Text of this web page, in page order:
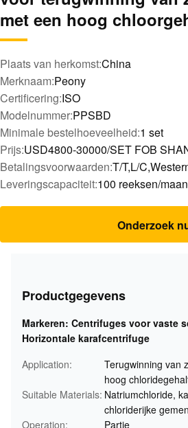
met een hoog
Plaats van herkomst:China
Merknaam:Peony
Certificering:ISO
Modelnummer:PPSBD
Minimale bestelhoeveelheid:1 set
Prijs:USD4800-30000/SET FOB
Betalingsvoorwaarden:T/T,L/
Leveringscapaciteit:100 reeksen/
Onderzoek
Productgegevens
Markeren: Centrifuges voor vaste
Horizontale karafcentrifuge
Application:
Terugwinning van
hoog
Suitable Materials: Natriumchloride,
chloriderijke
Operation:
Partie